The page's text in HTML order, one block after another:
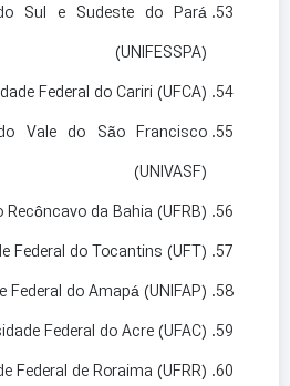
Sul e Sudeste do Pará
(UNIFESSPA)
Federal do Cariri (UFCA)
Vale do São Francisco
(UNIVASF)
Recôncavo da Bahia (UFRB)
Federal do Tocantins (UFT)
Federal do Amapá (UNIFAP)
Federal do Acre (UFAC)
Federal de Roraima (UFRR)